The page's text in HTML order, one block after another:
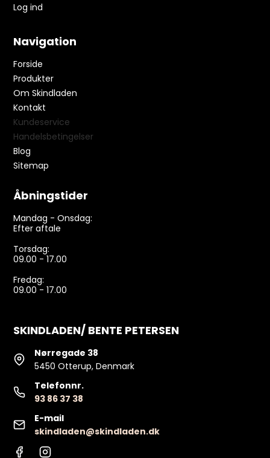
Log ind
Navigation
Forside
Produkter
Om Skindladen
Kontakt
Kundeservice
Handelsbetingelser
Blog
Sitemap
Åbningstider
Mandag - Onsdag:
Efter aftale
Torsdag:
09.00 - 17.00
Fredag:
09.00 - 17.00
SKINDLADEN/ BENTE PETERSEN
Nørregade 38
5450 Otterup, Denmark
Telefonnr.
93 86 37 38
E-mail
skindladen@skindladen.dk